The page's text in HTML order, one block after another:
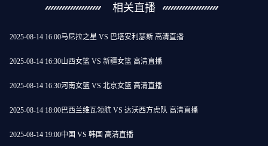
相关直播
2025-08-14 16:00马尼拉之星 VS 巴塔安利瑟斯 高清直播
2025-08-14 16:30山西女篮 VS 新疆女篮 高清直播
2025-08-14 16:30河南女篮 VS 北京女篮 高清直播
2025-08-14 18:00巴西兰维瓦领航 VS 达沃西方虎队 高清直播
2025-08-14 19:00中国 VS 韩国 高清直播